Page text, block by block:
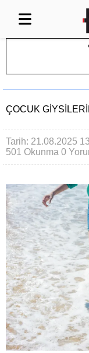
ÇOCUK
Tarih: 21.08.2025
501 Okunma 0